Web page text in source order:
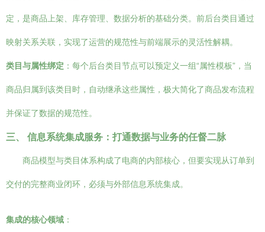
定，是商品上架、库存管理、数据分析的基础分类。前后台类目通过
映射关系关联，实现了运营的规范性与前端展示的灵活性解耦。
类目与属性绑定 ：每个后台类目节点可以预定义一组“属性模板”，当
商品归属到该类目时，自动继承这些属性，极大简化了商品发布流程
并保证了数据的规范性。
三、 信息系统集成服务：打通数据与业务的任督二脉
商品模型与类目体系构成了电商的内部核心，但要实现从订单到
交付的完整商业闭环，必须与外部信息系统集成。
集成的核心领域 ：